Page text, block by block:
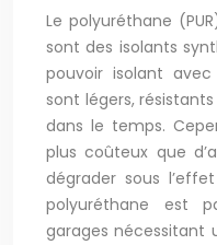
Le polyuréthane
sont des isolants
pouvoir isolant
sont légers,
dans le temps.
plus coûteux que
dégrader sous
polyuréthane est
garages nécessitant